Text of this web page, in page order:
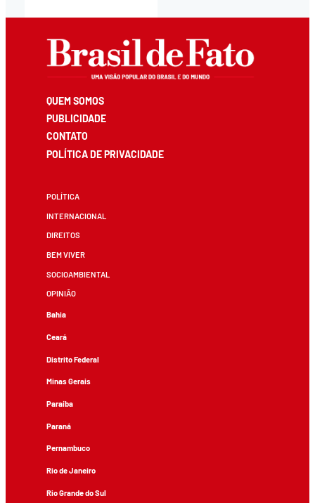
QUEM SOMOS
PUBLICIDADE
CONTATO
POLÍTICA DE PRIVACIDADE
POLÍTICA
INTERNACIONAL
DIREITOS
BEM VIVER
SOCIOAMBIENTAL
OPINIÃO
Bahia
Ceará
Distrito Federal
Minas Gerais
Paraíba
Paraná
Pernambuco
Rio de Janeiro
Rio Grande do Sul